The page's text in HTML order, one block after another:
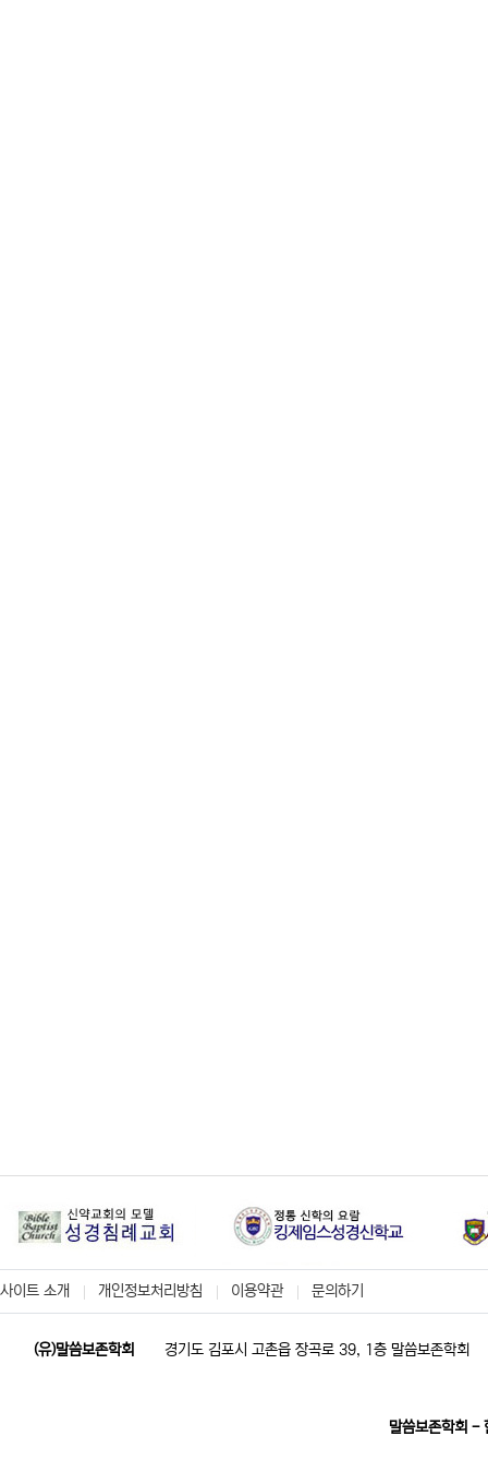
사이트 소개 개인정보처리방침 이용약관 문의하기
(유)말씀보존학회 경기도 김포시 고촌읍 장곡로 39, 1층 말씀보존학회
말씀보존학회 -